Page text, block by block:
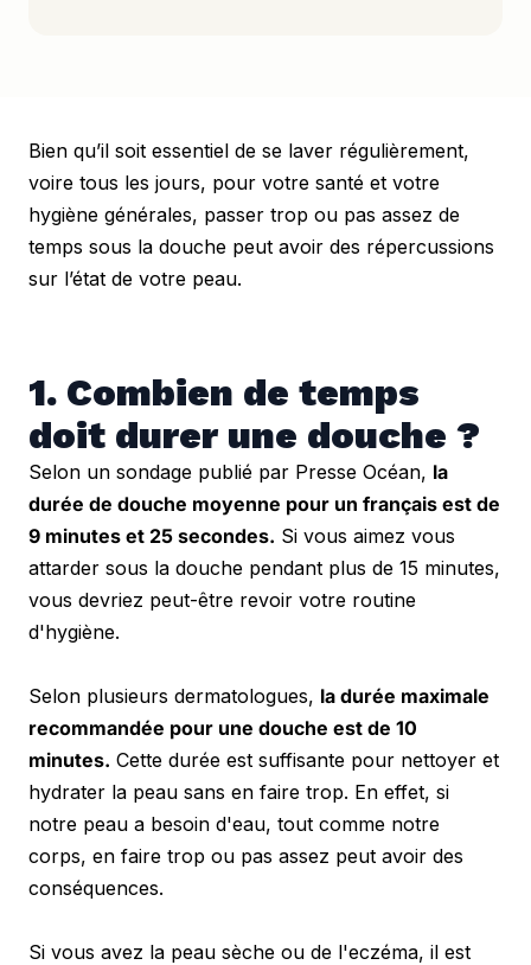
Bien qu’il soit essentiel de se laver régulièrement,
voire tous les jours, pour votre santé et votre
hygiène générales, passer trop ou pas assez de
temps sous la douche peut avoir des répercussions
sur l’état de votre peau.
1. Combien de temps
doit durer une douche ?
Selon un sondage publié par Presse Océan, la
durée de douche moyenne pour un français est de
9 minutes et 25 secondes. Si vous aimez vous
attarder sous la douche pendant plus de 15 minutes,
vous devriez peut-être revoir votre routine
d'hygiène.
Selon plusieurs dermatologues, la durée maximale
recommandée pour une douche est de 10
minutes. Cette durée est suffisante pour nettoyer et
hydrater la peau sans en faire trop. En effet, si
notre peau a besoin d'eau, tout comme notre
corps, en faire trop ou pas assez peut avoir des
conséquences.
Si vous avez la peau sèche ou de l'eczéma, il est